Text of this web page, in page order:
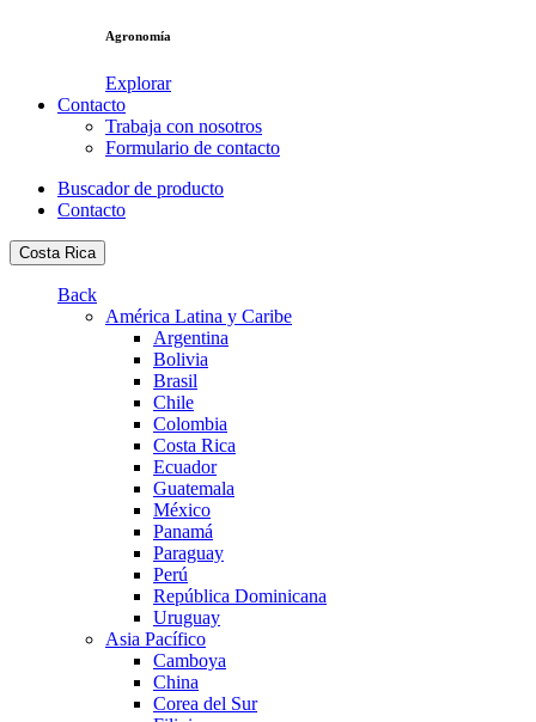
Agronomía
Explorar
Contacto
Trabaja con nosotros
Formulario de contacto
Buscador de producto
Contacto
Costa Rica
Back
América Latina y Caribe
Argentina
Bolivia
Brasil
Chile
Colombia
Costa Rica
Ecuador
Guatemala
México
Panamá
Paraguay
Perú
República Dominicana
Uruguay
Asia Pacífico
Camboya
China
Corea del Sur